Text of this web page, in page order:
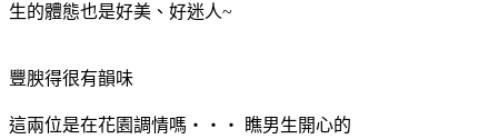
生的體態也是好美、好迷人~
豐腴得很有韻味
這兩位是在花園調情嗎‧‧‧ 瞧男生開心的